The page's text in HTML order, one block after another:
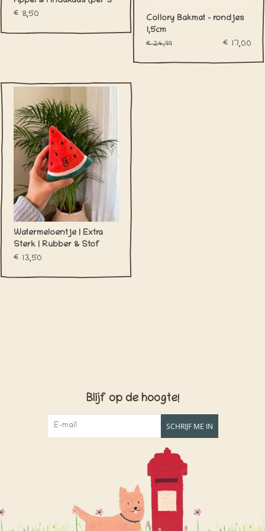
of per 6)
€8,50
Collory Bakmat - rondjes
1,5cm
€24,99 €17,00
Watermeloentje | Extra
Sterk | Rubber & Stof
€13,50
Blijf op de hoogte!
SCHRIJF ME IN